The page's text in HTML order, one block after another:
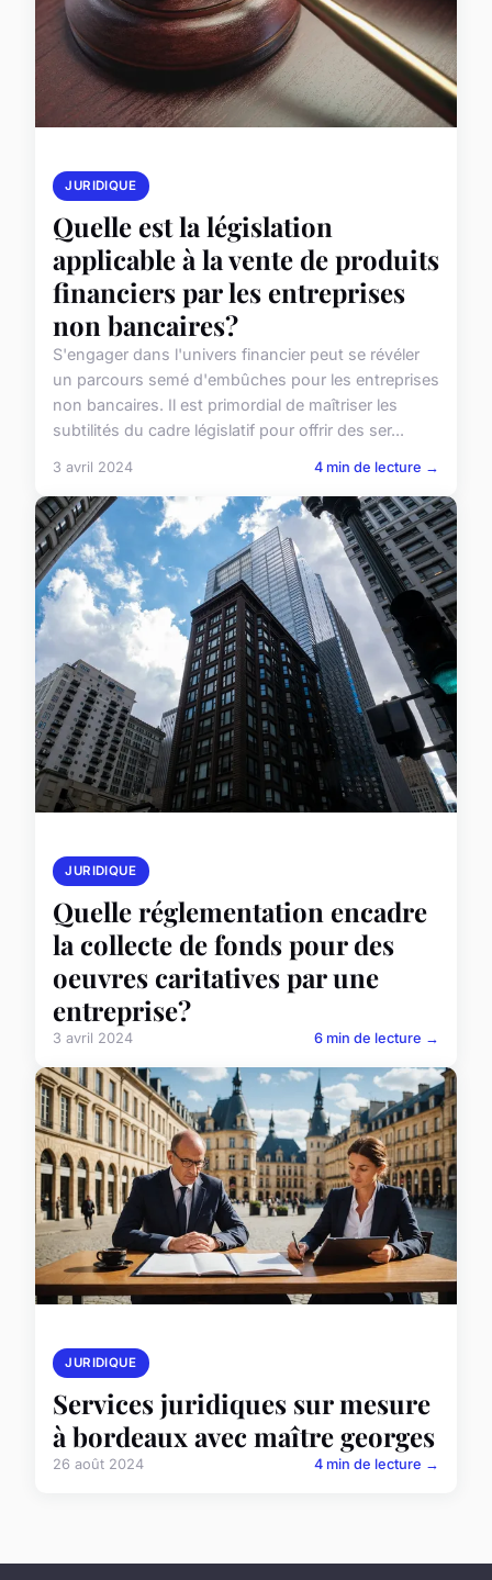
JURIDIQUE
Quelle est la législation
applicable à la vente de produits
financiers par les entreprises
non bancaires?
S'engager dans l'univers financier peut se révéler
un parcours semé d'embûches pour les entreprises
non bancaires. Il est primordial de maîtriser les
subtilités du cadre législatif pour offrir des ser...
3 avril 2024 4 min de lecture →
JURIDIQUE
Quelle réglementation encadre
la collecte de fonds pour des
oeuvres caritatives par une
entreprise?
3 avril 2024 6 min de lecture →
JURIDIQUE
Services juridiques sur mesure
à bordeaux avec maître georges
26 août 2024 4 min de lecture →